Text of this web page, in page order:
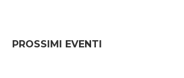
PROSSIMI EVENTI